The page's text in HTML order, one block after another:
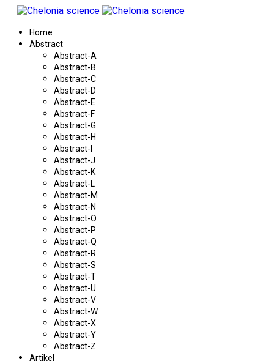
Home
Abstract
Abstract-A
Abstract-B
Abstract-C
Abstract-D
Abstract-E
Abstract-F
Abstract-G
Abstract-H
Abstract-I
Abstract-J
Abstract-K
Abstract-L
Abstract-M
Abstract-N
Abstract-O
Abstract-P
Abstract-Q
Abstract-R
Abstract-S
Abstract-T
Abstract-U
Abstract-V
Abstract-W
Abstract-X
Abstract-Y
Abstract-Z
Artikel